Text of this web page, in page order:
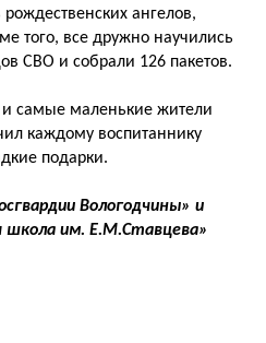
ангелов,
того, все дружно научились
СВО и собрали 126 пакетов.
самые маленькие жители
каждому воспитаннику
подарки.
Вологодчины» и
школа им. Е.М.Ставцева»